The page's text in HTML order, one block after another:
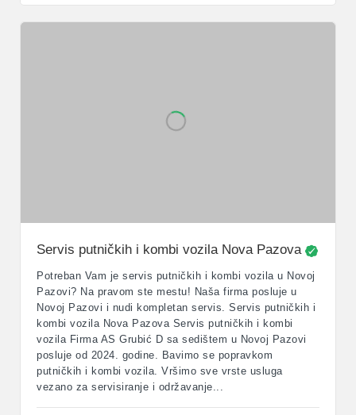
Servis putničkih i kombi vozila Nova Pazova
Potreban Vam je servis putničkih i kombi vozila u Novoj
Pazovi? Na pravom ste mestu! Naša firma posluje u
Novoj Pazovi i nudi kompletan servis. Servis putničkih i
kombi vozila Nova Pazova Servis putničkih i kombi
vozila Firma AS Grubić D sa sedištem u Novoj Pazovi
posluje od 2024. godine. Bavimo se popravkom
putničkih i kombi vozila. Vršimo sve vrste usluga
vezano za servisiranje i održavanje...